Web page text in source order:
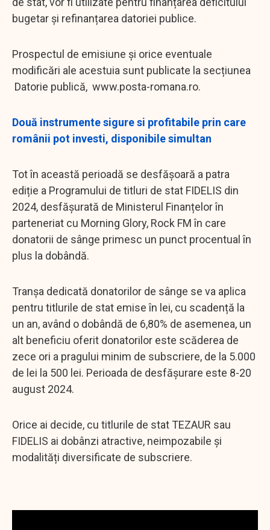
bugetar și refinanțarea datoriei publice.
Prospectul de emisiune și orice eventuale
modificări ale acestuia sunt publicate la secțiunea
Datorie publică, www.posta-romana.ro.
Două instrumente sigure si profitabile prin care
românii pot investi, disponibile simultan
Tot în această perioadă se desfășoară a patra
ediție a Programului de titluri de stat FIDELIS din
2024, desfășurată de Ministerul Finanțelor în
parteneriat cu Morning Glory, Rock FM în care
donatorii de sânge primesc un punct procentual în
plus la dobândă.
Tranșa dedicată donatorilor de sânge se va aplica
pentru titlurile de stat emise în lei, cu scadență la
un an, având o dobândă de 6,80% de asemenea, un
alt beneficiu oferit donatorilor este scăderea de
zece ori a pragului minim de subscriere, de la 5.000
de lei la 500 lei. Perioada de desfășurare este 8-20
august 2024.
Orice ai decide, cu titlurile de stat TEZAUR sau
FIDELIS ai dobânzi atractive, neimpozabile și
modalități diversificate de subscriere.